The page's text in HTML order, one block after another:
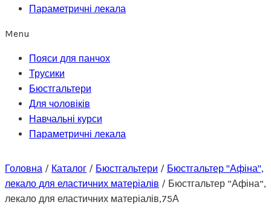
Параметричні лекала
Menu
Пояси для панчох
Трусики
Бюстгальтери
Для чоловіків
Навчальні курси
Параметричні лекала
Головна / Каталог / Бюстгальтери / Бюстгальтер "Афіна",
лекало для еластичних матеріалів / Бюстгальтер “Афіна”,
лекало для еластичних матеріалів,75А